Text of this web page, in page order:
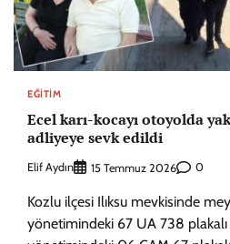
EĞITIM
Ecel karı-kocayı otoyolda
adliyeye sevk edildi
Elif Aydın 15 Temmuz 2026 0
Kozlu ilçesi Ilıksu mevkisinde
yönetimindeki 67 UA 738